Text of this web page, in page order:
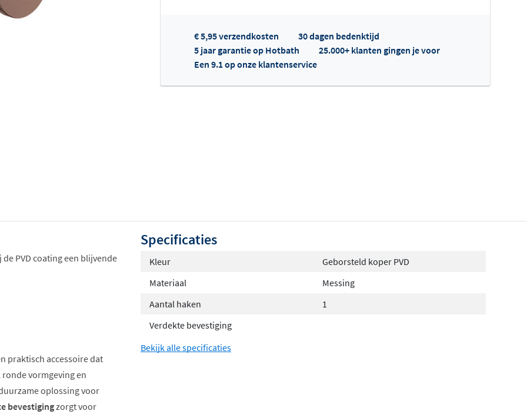
Offertes ophalen...
€ 5,95 verzendkosten
30 dagen bedenktijd
5 jaar garantie op Hotbath
25.000+ klanten gingen je voor
Een 9.1 op onze klantenservice
PVD coating een blijvende
praktisch accessoire dat
vormgeving en
oplossing voor
bevestigingzorgt voor
Specificaties
Kleur
Geborsteld koper PVD
Materiaal
Messing
Aantal haken
1
Verdekte bevestiging
Bekijk alle specificaties